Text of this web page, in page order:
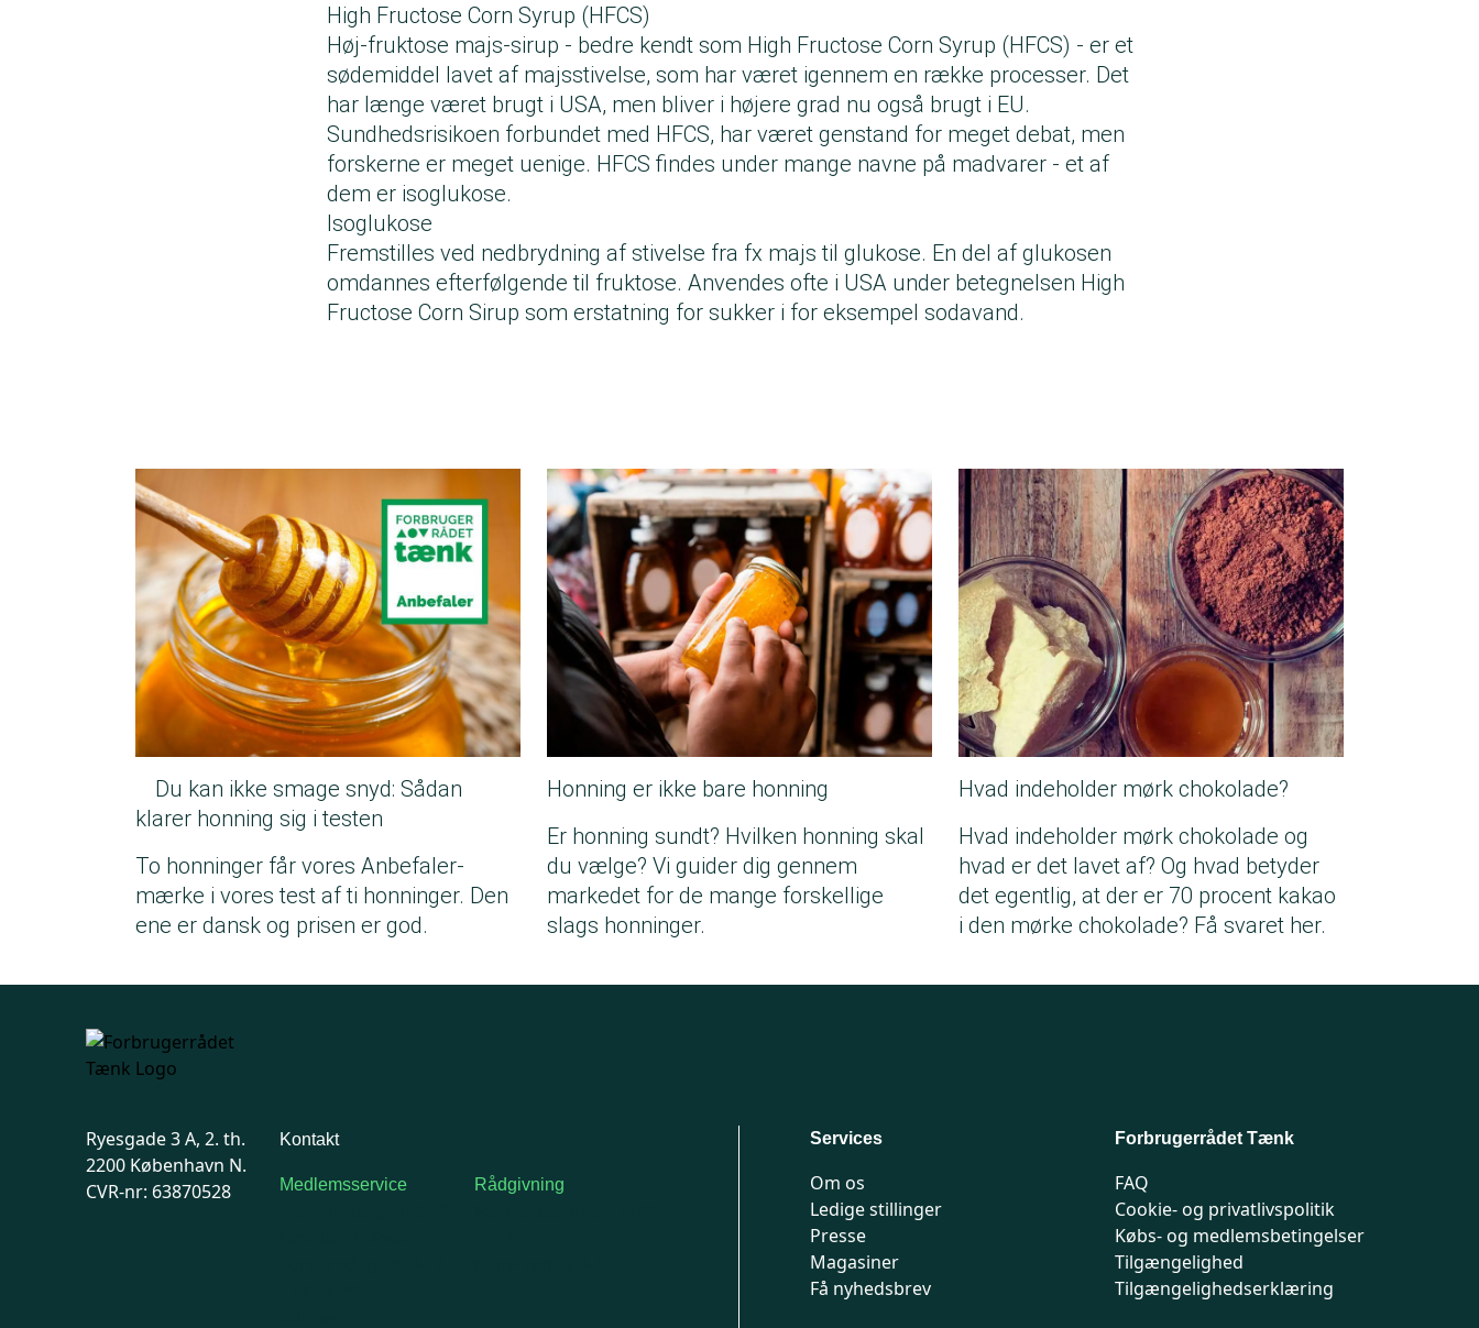
High Fructose Corn Syrup (HFCS)
Høj-fruktose majs-sirup - bedre kendt som High Fructose Corn Syrup (HFCS) - er et
sødemiddel lavet af majsstivelse, som har været igennem en række processer. Det
har længe været brugt i USA, men bliver i højere grad nu også brugt i EU.
Sundhedsrisikoen forbundet med HFCS, har været genstand for meget debat, men
forskerne er meget uenige. HFCS findes under mange navne på madvarer - et af
dem er isoglukose.
Isoglukose
Fremstilles ved nedbrydning af stivelse fra fx majs til glukose. En del af glukosen
omdannes efterfølgende til fruktose. Anvendes ofte i USA under betegnelsen High
Fructose Corn Sirup som erstatning for sukker i for eksempel sodavand.
Du kan ikke smage snyd: Sådan
klarer honning sig i testen
To honninger får vores Anbefaler-
mærke i vores test af ti honninger. Den
ene er dansk og prisen er god.
Honning er ikke bare honning
Er honning sundt? Hvilken honning skal
du vælge? Vi guider dig gennem
markedet for de mange forskellige
slags honninger.
Hvad indeholder mørk chokolade?
Hvad indeholder mørk chokolade og
hvad er det lavet af? Og hvad betyder
det egentlig, at der er 70 procent kakao
i den mørke chokolade? Få svaret her.
Ryesgade 3 A, 2. th.
2200 København N.
CVR-nr: 63870528
Kontakt
Medlemsservice Rådgivning
Services
Om os
Ledige stillinger
Presse
Magasiner
Få nyhedsbrev
Forbrugerrådet Tænk
FAQ
Cookie- og privatlivspolitik
Købs- og medlemsbetingelser
Tilgængelighed
Tilgængelighedserklæring